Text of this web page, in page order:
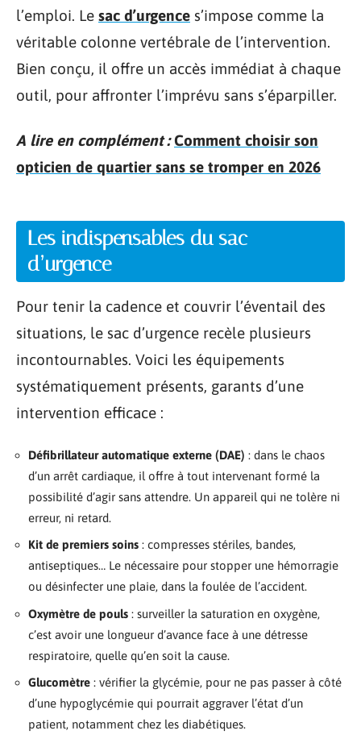
l’emploi. Le sac d’urgence s’impose comme la
véritable colonne vertébrale de l’intervention.
Bien conçu, il offre un accès immédiat à chaque
outil, pour affronter l’imprévu sans s’éparpiller.
A lire en complément : Comment choisir son
opticien de quartier sans se tromper en 2026
Les indispensables du sac
d’urgence
Pour tenir la cadence et couvrir l’éventail des
situations, le sac d’urgence recèle plusieurs
incontournables. Voici les équipements
systématiquement présents, garants d’une
intervention efficace :
Défibrillateur automatique externe (DAE) : dans le chaos
d’un arrêt cardiaque, il offre à tout intervenant formé la
possibilité d’agir sans attendre. Un appareil qui ne tolère ni
erreur, ni retard.
Kit de premiers soins : compresses stériles, bandes,
antiseptiques… Le nécessaire pour stopper une hémorragie
ou désinfecter une plaie, dans la foulée de l’accident.
Oxymètre de pouls : surveiller la saturation en oxygène,
c’est avoir une longueur d’avance face à une détresse
respiratoire, quelle qu’en soit la cause.
Glucomètre : vérifier la glycémie, pour ne pas passer à côté
d’une hypoglycémie qui pourrait aggraver l’état d’un
patient, notamment chez les diabétiques.